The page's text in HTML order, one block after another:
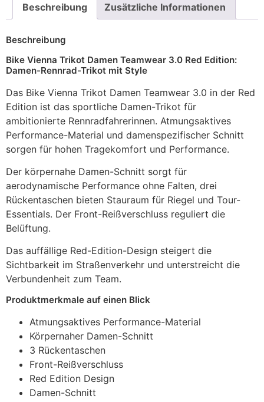
Beschreibung Zusätzliche Informationen
Beschreibung
Bike Vienna Trikot Damen Teamwear 3.0 Red Edition:
Damen-Rennrad-Trikot mit Style
Das Bike Vienna Trikot Damen Teamwear 3.0 in der Red
Edition ist das sportliche Damen-Trikot für
ambitionierte Rennradfahrerinnen. Atmungsaktives
Performance-Material und damenspezifischer Schnitt
sorgen für hohen Tragekomfort und Performance.
Der körpernahe Damen-Schnitt sorgt für
aerodynamische Performance ohne Falten, drei
Rückentaschen bieten Stauraum für Riegel und Tour-
Essentials. Der Front-Reißverschluss reguliert die
Belüftung.
Das auffällige Red-Edition-Design steigert die
Sichtbarkeit im Straßenverkehr und unterstreicht die
Verbundenheit zum Team.
Produktmerkmale auf einen Blick
Atmungsaktives Performance-Material
Körpernaher Damen-Schnitt
3 Rückentaschen
Front-Reißverschluss
Red Edition Design
Damen-Schnitt